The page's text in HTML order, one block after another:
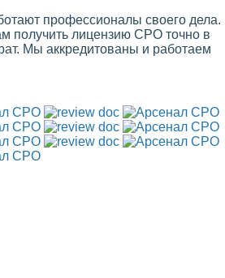
профессионалы своего дела.
получить лицензию СРО точно в
Мы аккредитованы и работаем